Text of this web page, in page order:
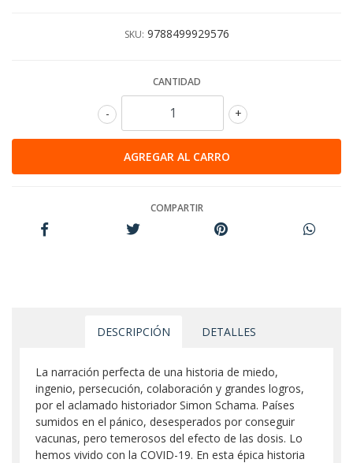
SKU: 9788499929576
CANTIDAD
+
-
COMPARTIR
DESCRIPCIÓN DETALLES
La narración perfecta de una historia de miedo,
ingenio, persecución, colaboración y grandes logros,
por el aclamado historiador Simon Schama. Países
sumidos en el pánico, desesperados por conseguir
vacunas, pero temerosos del efecto de las dosis. Lo
hemos vivido con la COVID-19. En esta épica historia